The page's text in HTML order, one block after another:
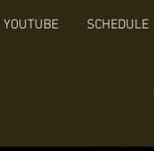
YOUTUBE SCHEDULE